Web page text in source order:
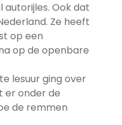
Ook dat
Ze heeft
op een
op de openbare
lesuur ging over
er onder de
de remmen